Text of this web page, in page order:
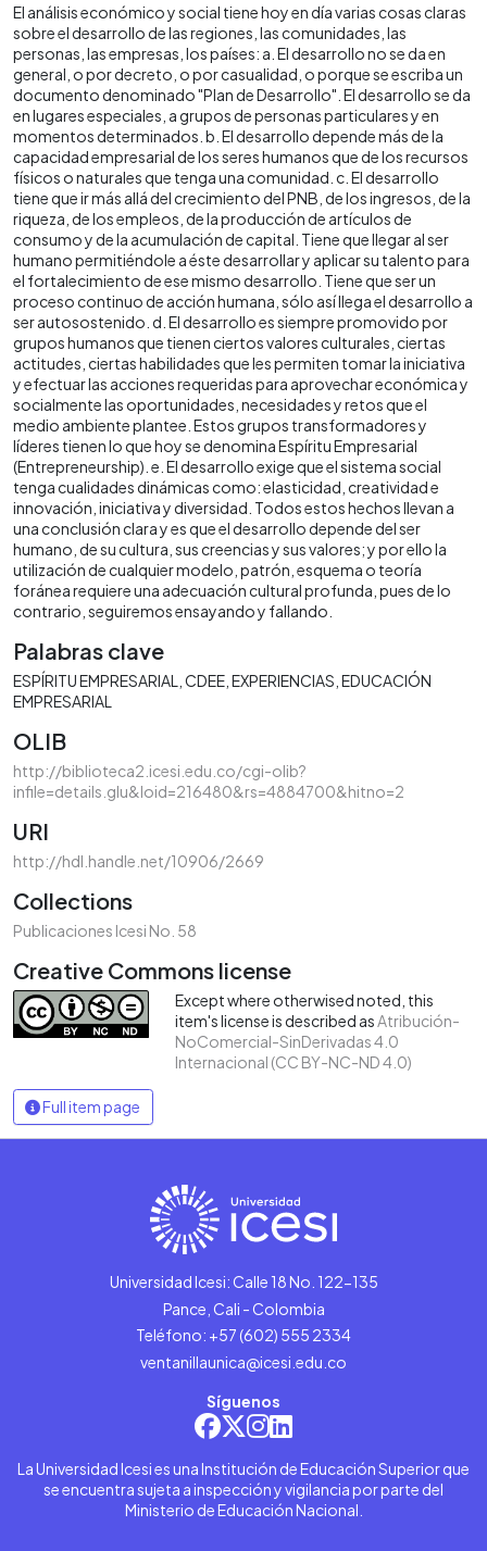
El análisis económico y social tiene hoy en día varias cosas claras
sobre el desarrollo de las regiones, las comunidades, las
personas, las empresas, los países: a. El desarrollo no se da en
general, o por decreto, o por casualidad, o porque se escriba un
documento denominado "Plan de Desarrollo". El desarrollo se da
en lugares especiales, a grupos de personas particulares y en
momentos determinados. b. El desarrollo depende más de la
capacidad empresarial de los seres humanos que de los recursos
físicos o naturales que tenga una comunidad. c. El desarrollo
tiene que ir más allá del crecimiento del PNB, de los ingresos, de la
riqueza, de los empleos, de la producción de artículos de
consumo y de la acumulación de capital. Tiene que llegar al ser
humano permitiéndole a éste desarrollar y aplicar su talento para
el fortalecimiento de ese mismo desarrollo. Tiene que ser un
proceso continuo de acción humana, sólo así llega el desarrollo a
ser autosostenido. d. El desarrollo es siempre promovido por
grupos humanos que tienen ciertos valores culturales, ciertas
actitudes, ciertas habilidades que les permiten tomar la iniciativa
y efectuar las acciones requeridas para aprovechar económica y
socialmente las oportunidades, necesidades y retos que el
medio ambiente plantee. Estos grupos transformadores y
líderes tienen lo que hoy se denomina Espíritu Empresarial
(Entrepreneurship). e. El desarrollo exige que el sistema social
tenga cualidades dinámicas como: elasticidad, creatividad e
innovación, iniciativa y diversidad. Todos estos hechos llevan a
una conclusión clara y es que el desarrollo depende del ser
humano, de su cultura, sus creencias y sus valores; y por ello la
utilización de cualquier modelo, patrón, esquema o teoría
foránea requiere una adecuación cultural profunda, pues de lo
contrario, seguiremos ensayando y fallando.
Palabras clave
ESPÍRITU EMPRESARIAL CDEE EXPERIENCIAS EDUCACIÓN
EMPRESARIAL
OLIB
http://biblioteca2.icesi.edu.co/cgi-olib?
infile=details.glu&loid=216480&rs=4884700&hitno=2
URI
http://hdl.handle.net/10906/2669
Collections
Publicaciones Icesi No. 58
Creative Commons license
Except where otherwised noted, this
item's license is described asAtribución-
NoComercial-SinDerivadas 4.0
Internacional (CC BY-NC-ND 4.0)
Full item page
Universidad Icesi: Calle 18 No. 122-135
Pance, Cali - Colombia
Teléfono: +57 (602) 555 2334
ventanillaunica@icesi.edu.co
Síguenos
La Universidad Icesi es una Institución de Educación Superior que
se encuentra sujeta a inspección y vigilancia por parte del
Ministerio de Educación Nacional.